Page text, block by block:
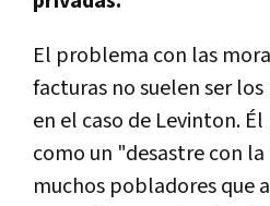
El problema con las
facturas no suelen ser los
en el caso de Levinton.
como un "desastre con
muchos pobladores que